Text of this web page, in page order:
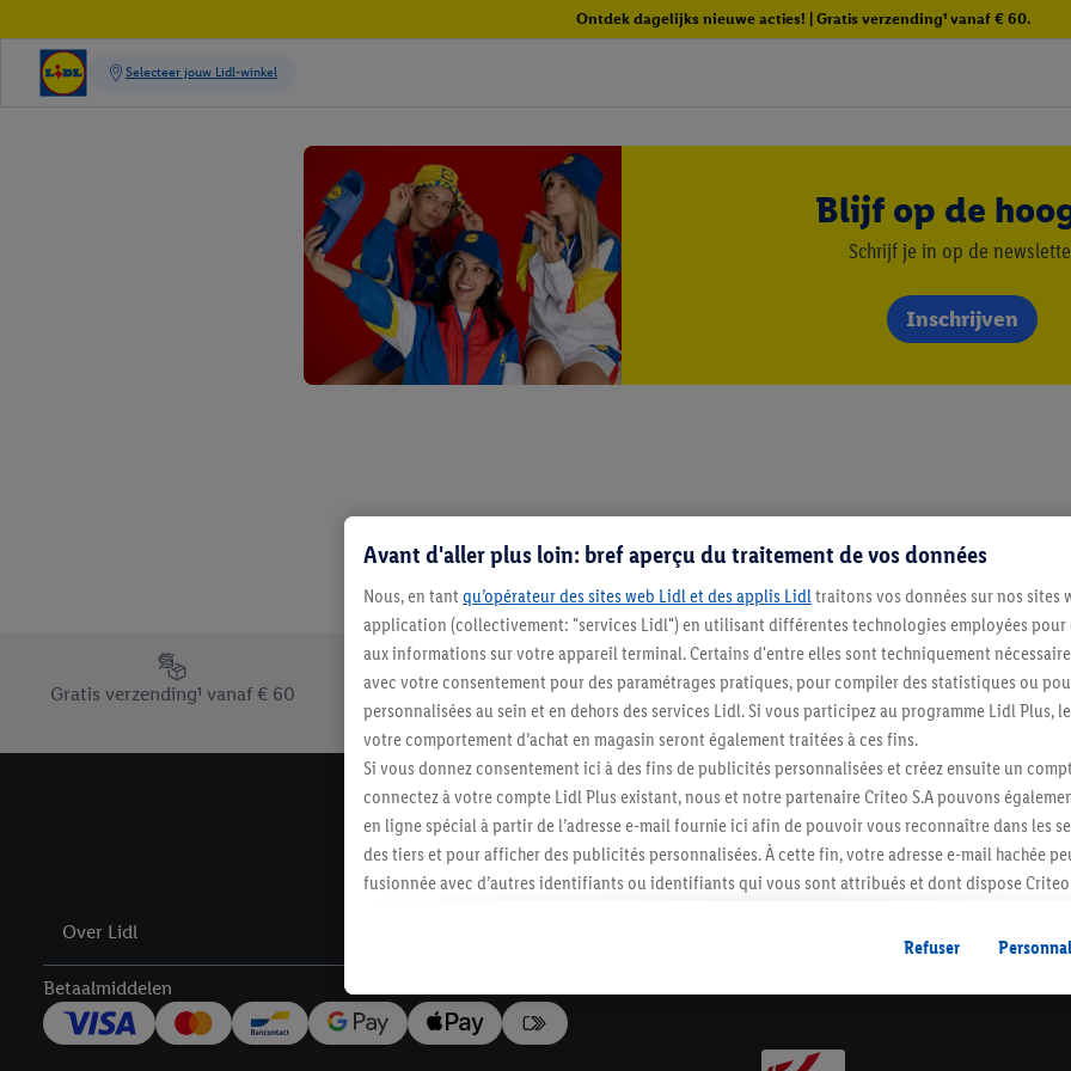
Ontdek dagelijks nieuwe acties! | Gratis verzending¹ vanaf € 60.
Blijf op de
Schrijf je in op de
Inschrijven
Footerelement met de verschillende USPs van Lidl.be
Gratis verzending¹ vanaf € 60
Levering tot bij je thuis of in een
afhaalpunt
Lidl-newsletter
Schrijf je nu in en mis geen enkele aanbieding!
Inschrijven
Over Lidl
Betaalmiddelen
Avant d'aller plus loin: bref aperçu du traitement de vos données
Nous, en tant qu’opérateur des sites web Lidl et des applis Lidl traitons vos données sur nos sites
application (collectivement: "services Lidl") en utilisant différentes technologies employées pour
aux informations sur votre appareil terminal. Certains d'entre elles sont techniquement
avec votre consentement pour des paramétrages pratiques, pour compiler des statistiques ou
personnalisées au sein et en dehors des services Lidl. Si vous participez au programme Lidl Plus,
votre comportement d’achat en magasin seront également traitées à ces fins.
Si vous donnez consentement ici à des fins de publicités personnalisées et créez ensuite un
connectez à votre compte Lidl Plus existant, nous et notre partenaire Criteo S.A pouvons
en ligne spécial à partir de l’adresse e-mail fournie ici afin de pouvoir vous reconnaître dans les
des tiers et pour afficher des publicités personnalisées. À cette fin, votre adresse e-mail hachée
fusionnée avec d’autres identifiants ou identifiants qui vous sont attribués et dont dispose Criteo
vous avez montré de l’intérêt (par exemple en plaçant le produit dans un panier d’un webshop
l’achat) peuvent également être affichées sur plusieurs apppareils et plusieurs services de Lidl si
plusieurs services de Lidl peuvent vous être attribués en utilisant votre adresse e-mail hachée et,
identifiants/identifiants dont dispose Criteo S.A.
Sous « Personnaliser », vous pouvez autoriser des finalités individuelles et trouver de plus amples
Refuser